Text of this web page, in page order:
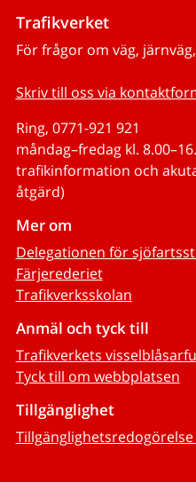
Trafikverket
För frågor om väg,
Skriv till oss via
Ring, 0771-921 921
måndag–fredag kl.
trafikinformation och
åtgärd)
Mer om
Delegationen för
Färjerederiet
Trafikverksskolan
Anmäl och tyck till
Trafikverkets
Tyck till om webbplatsen
Tillgänglighet